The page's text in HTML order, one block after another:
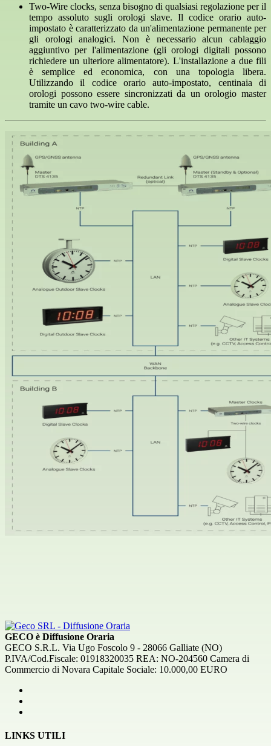
Two-Wire clocks, senza bisogno di qualsiasi regolazione per il
tempo assoluto sugli orologi slave. Il codice orario auto-
impostato è caratterizzato da un'alimentazione permanente per
gli orologi analogici. Non è necessario alcun cablaggio
aggiuntivo per l'alimentazione (gli orologi digitali possono
richiedere un ulteriore alimentatore). L'installazione a due fili
è semplice ed economica, con una topologia libera.
Utilizzando il codice orario auto-impostato, centinaia di
orologi possono essere sincronizzati da un orologio master
tramite un cavo two-wire cable.
GECO è Diffusione Oraria
GECO S.R.L. Via Ugo Foscolo 9 - 28066 Galliate (NO)
P.IVA/Cod.Fiscale: 01918320035 REA: NO-204560 Camera di
Commercio di Novara Capitale Sociale: 10.000,00 EURO
LINKS UTILI